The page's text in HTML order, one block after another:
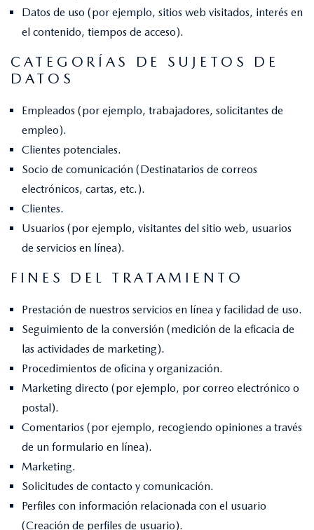
Datos de uso (por ejemplo, sitios web visitados, interés en
el contenido, tiempos de acceso).
CATEGORÍAS DE SUJETOS DE
DATOS
Empleados (por ejemplo, trabajadores, solicitantes de
empleo).
Clientes potenciales.
Socio de comunicación (Destinatarios de correos
electrónicos, cartas, etc.).
Clientes.
Usuarios (por ejemplo, visitantes del sitio web, usuarios
de servicios en línea).
FINES DEL TRATAMIENTO
Prestación de nuestros servicios en línea y facilidad de uso.
Seguimiento de la conversión (medición de la eficacia de
las actividades de marketing).
Procedimientos de oficina y organización.
Marketing directo (por ejemplo, por correo electrónico o
postal).
Comentarios (por ejemplo, recogiendo opiniones a través
de un formulario en línea).
Marketing.
Solicitudes de contacto y comunicación.
Perfiles con información relacionada con el usuario
(Creación de perfiles de usuario).